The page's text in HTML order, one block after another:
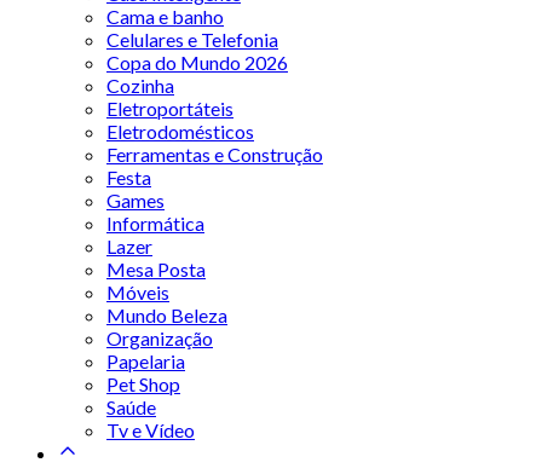
Cama e banho
Celulares e Telefonia
Copa do Mundo 2026
Cozinha
Eletroportáteis
Eletrodomésticos
Ferramentas e Construção
Festa
Games
Informática
Lazer
Mesa Posta
Móveis
Mundo Beleza
Organização
Papelaria
Pet Shop
Saúde
Tv e Vídeo